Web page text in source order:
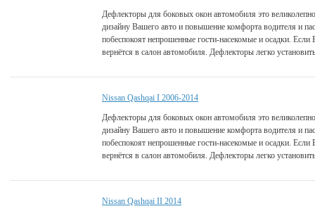
Дефлекторы для боковых окон автомобиля это
дизайну Вашего авто и повышение комфорта водителя и
побеспокоят непрошенные гости-насекомые и осадки.
вернётся в салон автомобиля. Дефлекторы легко
Nissan Qashqai I 2006-2014
Дефлекторы для боковых окон автомобиля это
дизайну Вашего авто и повышение комфорта водителя и
побеспокоят непрошенные гости-насекомые и осадки.
вернётся в салон автомобиля. Дефлекторы легко
Nissan Qashqai II 2014